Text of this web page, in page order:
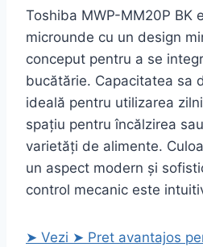
Toshiba MWP-MM20P BK
microunde cu un design
conceput pentru a se
bucătărie. Capacitatea sa
ideală pentru utilizarea
spațiu pentru încălzirea
varietăți de alimente.
un aspect modern și
control mecanic este
➤ Vezi ➤ Pret avantajos